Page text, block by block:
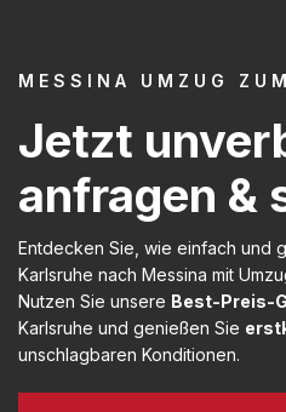
MESSINA UMZUG
Jetzt
anfragen &
Entdecken Sie, wie einfach und
Karlsruhe nach Messina mit
Nutzen Sie unsere Best-Preis-
Karlsruhe und genießen Sie
unschlagbaren Konditionen.